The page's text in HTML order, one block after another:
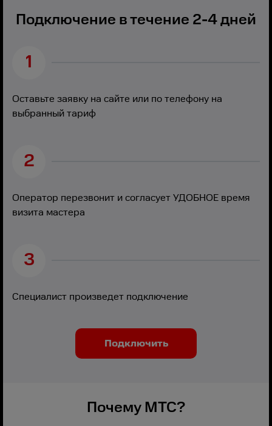
Подключение в течение 2-4 дней
1
Оставьте заявку на сайте или по телефону на
выбранный тариф
2
Оператор перезвонит и согласует УДОБНОЕ время
визита мастера
3
Специалист произведет подключение
Подключить
Почему МТС?